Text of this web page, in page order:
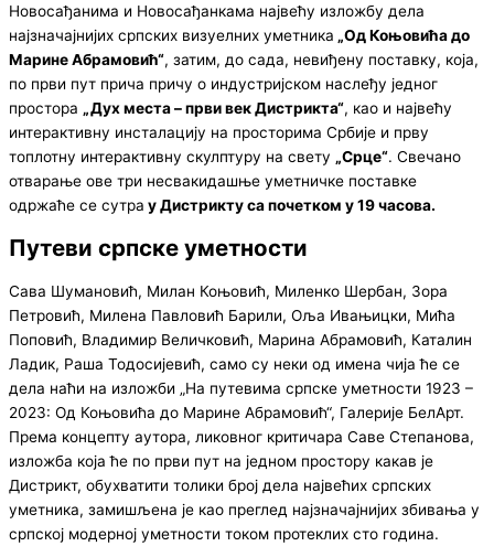
Новосађанима и Новосађанкама највећу изложбу дела
најзначајнијих српских визуелних уметника „Од Коњовића до
Марине Абрамовић“, затим, до сада, невиђену поставку, која,
по први пут прича причу о индустријском наслеђу једног
простора „Дух места – први век Дистрикта“, као и највећу
интерактивну инсталацију на просторима Србије и прву
топлотну интерактивну скулптуру на свету „Срце“. Свечано
отварање ове три несвакидашње уметничке поставке
одржаће се сутра у Дистрикту са почетком у 19 часова.
Путеви српске уметности
Сава Шумановић, Милан Коњовић, Миленко Шербан, Зора
Петровић, Милена Павловић Барили, Оља Ивањицки, Мића
Поповић, Владимир Величковић, Марина Абрамовић, Каталин
Ладик, Раша Тодосијевић, само су неки од имена чија ће се
дела наћи на изложби „На путевима српске уметности 1923 –
2023: Од Коњовића до Марине Абрамовић“, Галерије БелАрт.
Према концепту аутора, ликовног критичара Саве Степанова,
изложба која ће по први пут на једном простору какав је
Дистрикт, обухватити толики број дела највећих српских
уметника, замишљена је као преглед најзначајнијих збивања у
српској модерној уметности током протеклих сто година.